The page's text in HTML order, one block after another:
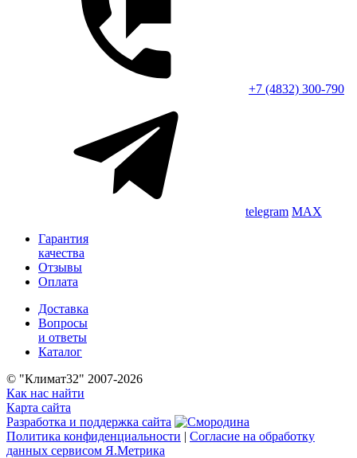
+7 (4832) 300-790
telegram MAX
Гарантия
качества
Отзывы
Оплата
Доставка
Вопросы
и ответы
Каталог
© "Климат32" 2007-2026
Как нас найти
Карта сайта
Разработка и поддержка сайта
Политика конфиденциальности | Согласие на обработку
данных сервисом Я.Метрика